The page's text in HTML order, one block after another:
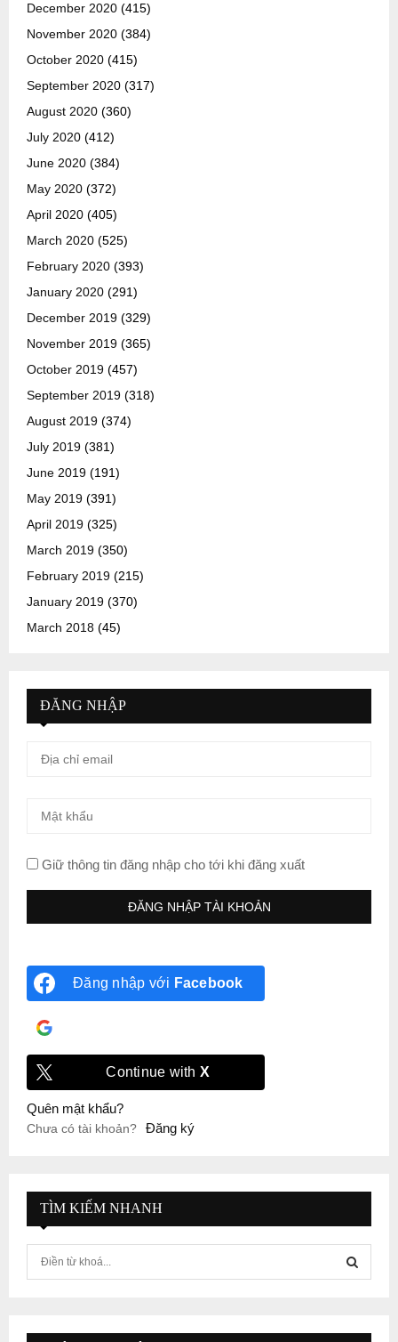
December 2020 (415)
November 2020 (384)
October 2020 (415)
September 2020 (317)
August 2020 (360)
July 2020 (412)
June 2020 (384)
May 2020 (372)
April 2020 (405)
March 2020 (525)
February 2020 (393)
January 2020 (291)
December 2019 (329)
November 2019 (365)
October 2019 (457)
September 2019 (318)
August 2019 (374)
July 2019 (381)
June 2019 (191)
May 2019 (391)
April 2019 (325)
March 2019 (350)
February 2019 (215)
January 2019 (370)
March 2018 (45)
ĐĂNG NHẬP
Giữ thông tin đăng nhập cho tới khi đăng xuất
Đăng nhập với Facebook
Continue with X
Quên mật khẩu?
Chưa có tài khoản? Đăng ký
TÌM KIẾM NHANH
E